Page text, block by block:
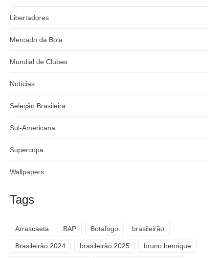
Libertadores
Mercado da Bola
Mundial de Clubes
Notícias
Seleção Brasileira
Sul-Americana
Supercopa
Wallpapers
Tags
Arrascaeta BAP Botafogo brasileirão
Brasileirão 2024 brasileirão 2025 bruno henrique